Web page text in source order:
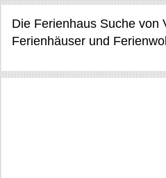
Die Ferienhaus Suche von
Ferienhäuser und